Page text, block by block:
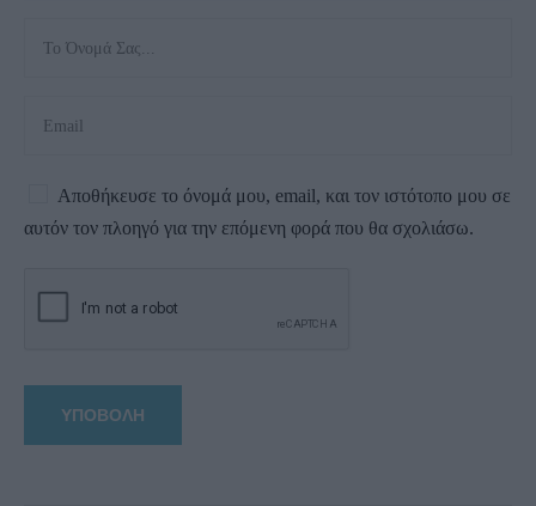
Αποθήκευσε το όνομά μου, email, και τον ιστότοπο μου σε
αυτόν τον πλοηγό για την επόμενη φορά που θα σχολιάσω.